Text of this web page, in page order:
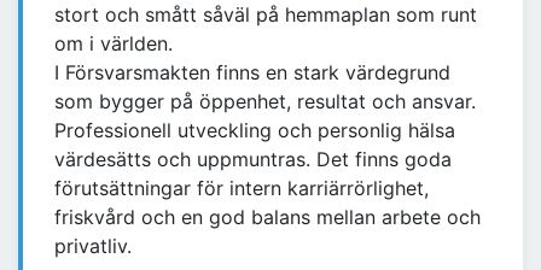
stort och smått såväl på hemmaplan som runt
om i världen.
I Försvarsmakten finns en stark värdegrund
som bygger på öppenhet, resultat och ansvar.
Professionell utveckling och personlig hälsa
värdesätts och uppmuntras. Det finns goda
förutsättningar för intern karriärrörlighet,
friskvård och en god balans mellan arbete och
privatliv.